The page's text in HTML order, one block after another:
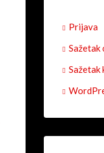
Prijava
Sažetak
Sažetak